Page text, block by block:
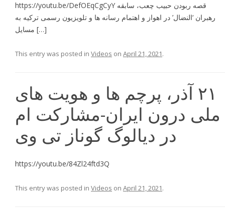
https://youtu.be/DefOEqCgCyY قصه ربودن حبيب چعب، سابقه
رهبران ‘النضال’ در اهواز و اهتمام رسانه ها و تلويزيون رسمى تركيه به
مسايل […]
This entry was posted in Videos on April 21, 2021.
٢١ آذر، پرچم ها و هويت هاى
ملى درون ايران-مشارکت ام
در دیالوگ گوناز تی وی
https://youtu.be/84Zl24ftd3Q
This entry was posted in Videos on April 21, 2021.